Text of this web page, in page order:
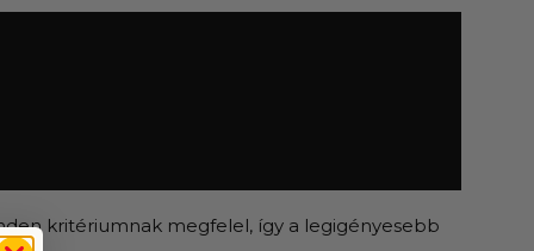
kritériumnak megfelel, így a legigényesebb